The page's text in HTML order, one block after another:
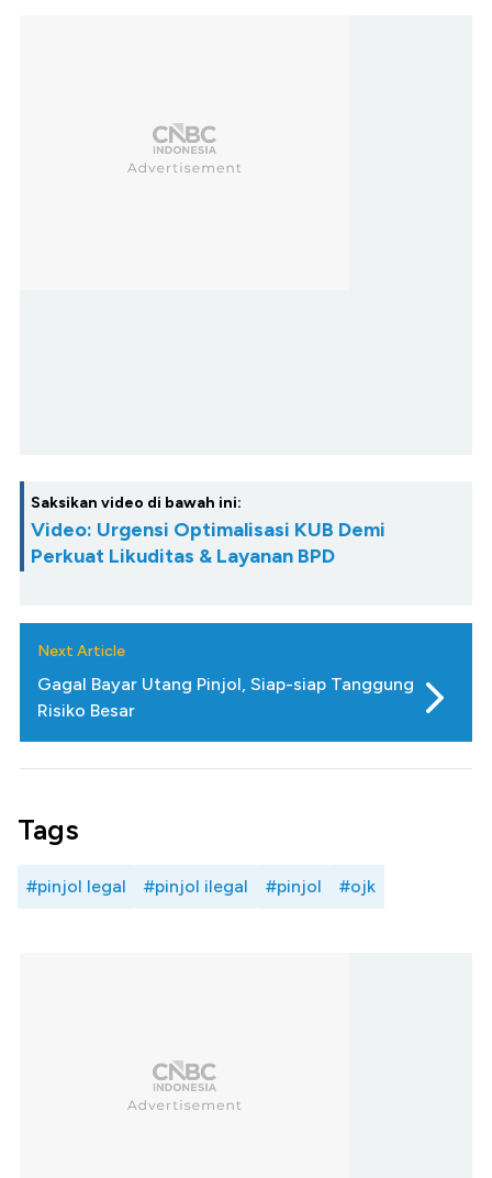
Saksikan video di bawah ini:
Video: Urgensi Optimalisasi KUB Demi
Perkuat Likuditas & Layanan BPD
Next Article
Gagal Bayar Utang Pinjol, Siap-siap Tanggung
Risiko Besar
Tags
#pinjol legal #pinjol ilegal #pinjol #ojk